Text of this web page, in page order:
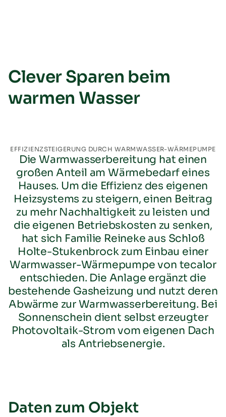
Übersicht
Neuheiten
Schulungen & Seminare
Messen & Events
Clever Sparen beim
warmen Wasser
EFFIZIENZSTEIGERUNG DURCH WARMWASSER-WÄRMEPUMPE
Die Warmwasserbereitung hat einen
großen Anteil am Wärmebedarf eines
Hauses. Um die Effizienz des eigenen
Heizsystems zu steigern, einen Beitrag
zu mehr Nachhaltigkeit zu leisten und
die eigenen Betriebskosten zu senken,
hat sich Familie Reineke aus Schloß
Holte-Stukenbrock zum Einbau einer
Warmwasser-Wärmepumpe von tecalor
entschieden. Die Anlage ergänzt die
bestehende Gasheizung und nutzt deren
Abwärme zur Warmwasserbereitung. Bei
Sonnenschein dient selbst erzeugter
Photovoltaik-Strom vom eigenen Dach
als Antriebsenergie.
Daten zum Objekt